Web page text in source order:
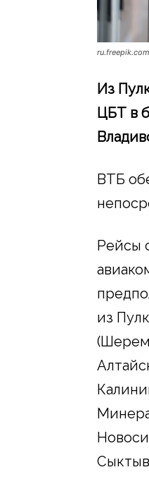
Из
ЦБТ в
ВТБ
Рейсы
из